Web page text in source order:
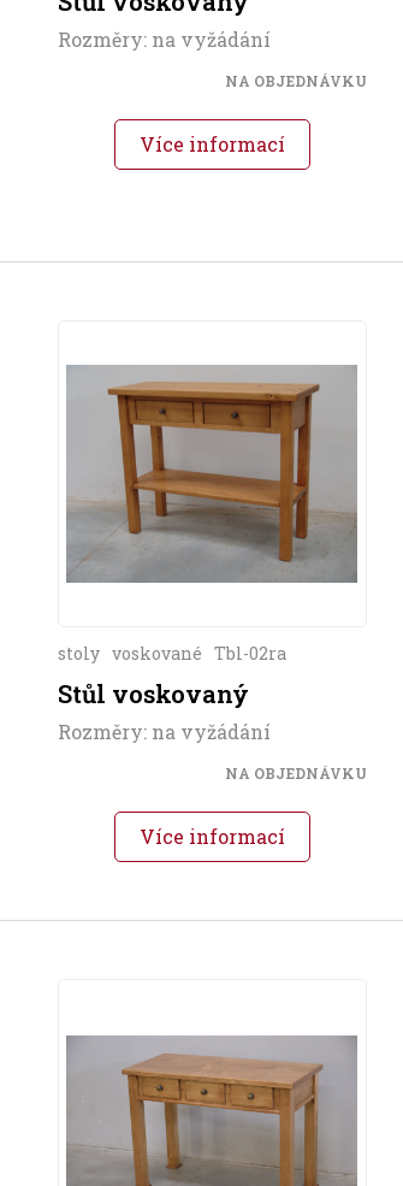
Rozměry: na vyžádání
NA OBJEDNÁVKU
Více informací
stoly voskované Tbl-02ra
Stůl voskovaný
Rozměry: na vyžádání
NA OBJEDNÁVKU
Více informací